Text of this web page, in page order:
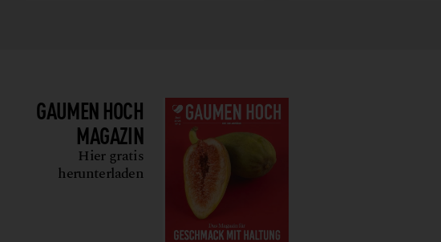
GAUMEN HOCH
MAGAZIN
Hier gratis
herunterladen